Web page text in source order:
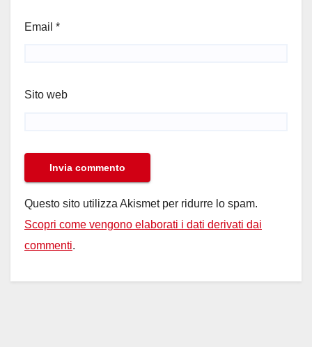
Email *
Sito web
Questo sito utilizza Akismet per ridurre lo spam.
Scopri come vengono elaborati i dati derivati dai
commenti.